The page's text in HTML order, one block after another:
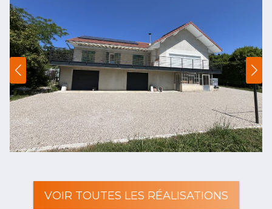
VOIR TOUTES LES RÉALISATIONS